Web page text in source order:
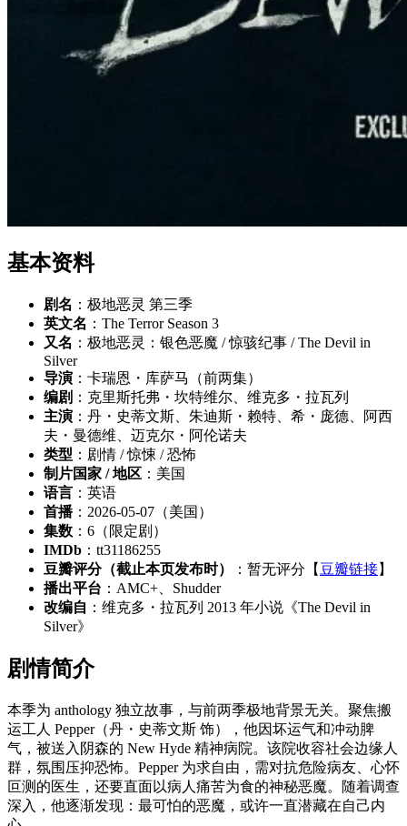
基本资料
剧名 ：极地恶灵 第三季
英文名 ：The Terror Season 3
又名 ：极地恶灵：银色恶魔 / 惊骇纪事 / The Devil in
Silver
导演 ：卡瑞恩・库萨马（前两集）
编剧 ：克里斯托弗・坎特维尔、维克多・拉瓦列
主演 ：丹・史蒂文斯、朱迪斯・赖特、希・庞德、阿西
夫・曼德维、迈克尔・阿伦诺夫
类型 ：剧情 / 惊悚 / 恐怖
制片国家 / 地区 ：美国
语言 ：英语
首播：2026-05-07（美国）
集数 ：6（限定剧）
IMDb ：tt31186255
豆瓣评分（截止本页发布时）
：暂无评分【 豆瓣链接】
播出平台 ：AMC+、Shudder
改编自 ：维克多・拉瓦列 2013 年小说《The Devil in
Silver》
剧情简介
本季为 anthology 独立故事，与前两季极地背景无关。聚焦搬
运工人 Pepper（丹・史蒂文斯 饰），他因坏运气和冲动脾
气，被送入阴森的 New Hyde 精神病院。该院收容社会边缘人
群，氛围压抑恐怖。Pepper 为求自由，需对抗危险病友、心怀
叵测的医生，还要直面以病人痛苦为食的神秘恶魔。随着调查
深入，他逐渐发现：最可怕的恶魔，或许一直潜藏在自己内